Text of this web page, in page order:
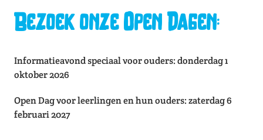
Bezoek onze Open Dagen:
Informatieavond speciaal voor ouders: donderdag 1
oktober 2026
Open Dag voor leerlingen en hun ouders: zaterdag 6
februari 2027